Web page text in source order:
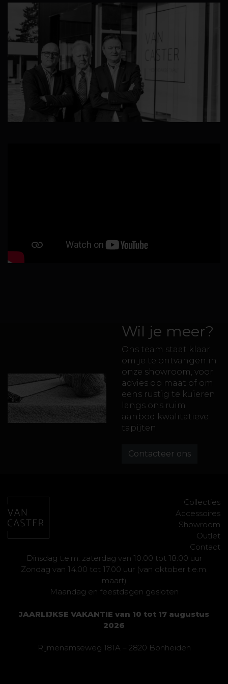
Wil je meer?
Ons team staat klaar
om je te ontvangen in
onze showroom, voor
advies op maat of om
eens rustig te kuieren
langs ons ruim
aanbod kwalitatieve
tapijten.
Contacteer ons
Dinsdag t.e.m. zaterdag van 10.00 tot 18.00 uur
Zondag van 14.00 tot 17.00 uur (van oktober t.e.m.
maart)
Maandag en feestdagen gesloten
JAARLIJKSE VAKANTIE van 10 tot 17 augustus
2026
Rijmenamseweg 181A – 2820 Bonheiden
Collecties
Accessoires
Showroom
Outlet
Contact